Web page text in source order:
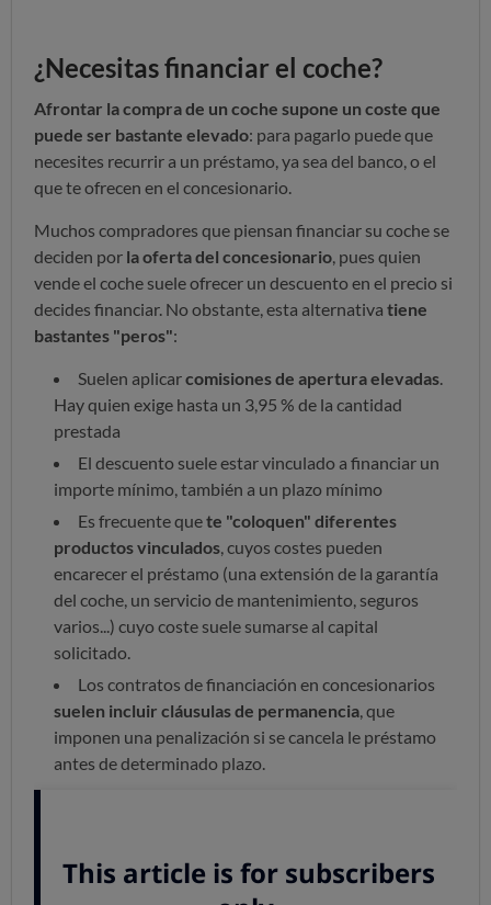
¿Necesitas financiar el coche?
Afrontar la compra de un coche supone un coste que
puede ser bastante elevado: para pagarlo puede que
necesites recurrir a un préstamo, ya sea del banco, o el
que te ofrecen en el concesionario.
Muchos compradores que piensan financiar su coche se
deciden por la oferta del concesionario , pues quien
vende el coche suele ofrecer un descuento en el precio si
decides financiar. No obstante, esta alternativa tiene
bastantes "peros":
Suelen aplicarcomisiones de apertura elevadas
Hay quien exige hasta un 3,95 % de la cantidad
prestada
El descuento suele estar vinculado a financiar un
importe mínimo, también a un plazo mínimo
Es frecuente quete "coloquen" diferentes
productos vinculados , cuyos costes pueden
encarecer el préstamo (una extensión de la garantía
del coche, un servicio de mantenimiento, seguros
varios...) cuyo coste suele sumarse al capital
solicitado.
Los contratos de financiación en concesionarios
suelen incluir cláusulas de permanencia , que
imponen una penalización si se cancela le préstamo
antes de determinado plazo.
OCU estamos combatiendo activamente.
Comprueba si
es tu caso y, si es así, reclama: